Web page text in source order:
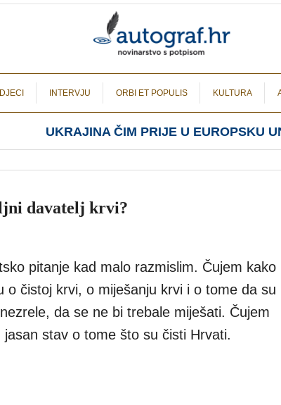
INTERVJU ORBI ET POPULIS KULTURA
UKRAJINA ČIM PRIJE U EUROPSKU
davatelj krvi?
pitanje kad malo razmislim. Čujem kako
o čistoj krvi, o miješanju krvi i o tome da su
da se ne bi trebale miješati. Čujem
jasan stav o tome što su čisti Hrvati.